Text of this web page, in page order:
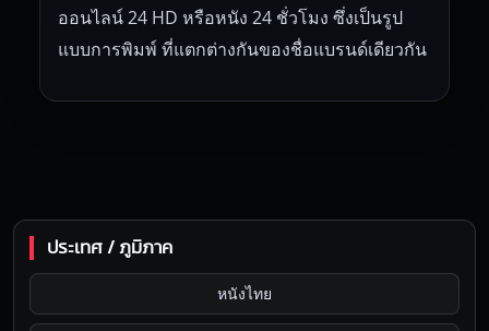
ออนไลน์ 24 HD หรือหนัง 24 ชั่วโมง ซึ่งเป็นรูป
แบบการพิมพ์ ที่แตกต่างกันของชื่อแบรนด์เดียวกัน
ประเทศ / ภูมิภาค
หนังไทย